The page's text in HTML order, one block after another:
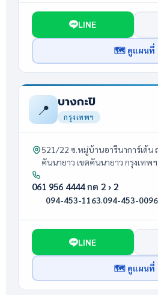
LINE
🗺 ดูแผนที่
📍 บางกะปิ
กรุงเทพฯ
521/22 ซ.หมู่บ้านอารีนาการ์เด้น
คันนายาว เขตคันนายาว กรุงเทพ
061 956 4444 กด 2 › 2
094-453-1163·094-453-0096
LINE
🗺 ดูแผนที่